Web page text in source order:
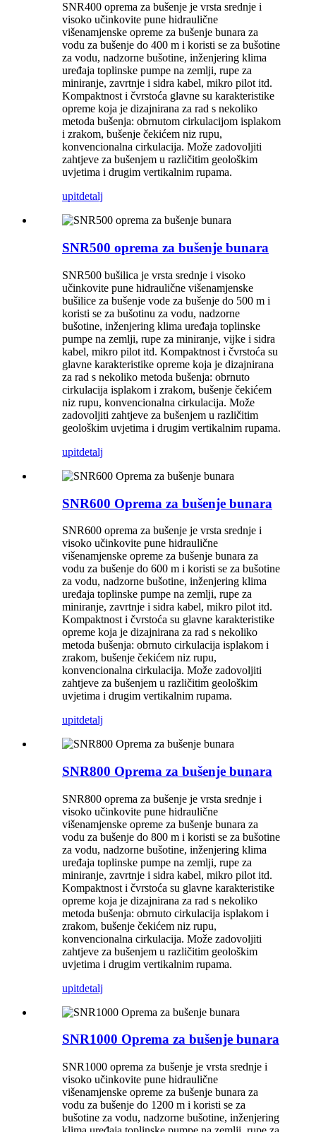
SNR400 oprema za bušenje je vrsta srednje i
visoko učinkovite pune hidraulične
višenamjenske opreme za bušenje bunara za
vodu za bušenje do 400 m i koristi se za bušotine
za vodu, nadzorne bušotine, inženjering klima
uređaja toplinske pumpe na zemlji, rupe za
miniranje, zavrtnje i sidra kabel, mikro pilot itd.
Kompaktnost i čvrstoća glavne su karakteristike
opreme koja je dizajnirana za rad s nekoliko
metoda bušenja: obrnutom cirkulacijom isplakom
i zrakom, bušenje čekićem niz rupu,
konvencionalna cirkulacija. Može zadovoljiti
zahtjeve za bušenjem u različitim geološkim
uvjetima i drugim vertikalnim rupama.
upitdetalj
SNR500 oprema za bušenje bunara
SNR500 bušilica je vrsta srednje i visoko
učinkovite pune hidraulične višenamjenske
bušilice za bušenje vode za bušenje do 500 m i
koristi se za bušotinu za vodu, nadzorne
bušotine, inženjering klima uređaja toplinske
pumpe na zemlji, rupe za miniranje, vijke i sidra
kabel, mikro pilot itd. Kompaktnost i čvrstoća su
glavne karakteristike opreme koja je dizajnirana
za rad s nekoliko metoda bušenja: obrnuto
cirkulacija isplakom i zrakom, bušenje čekićem
niz rupu, konvencionalna cirkulacija. Može
zadovoljiti zahtjeve za bušenjem u različitim
geološkim uvjetima i drugim vertikalnim rupama.
upitdetalj
SNR600 Oprema za bušenje bunara
SNR600 oprema za bušenje je vrsta srednje i
visoko učinkovite pune hidraulične
višenamjenske opreme za bušenje bunara za
vodu za bušenje do 600 m i koristi se za bušotine
za vodu, nadzorne bušotine, inženjering klima
uređaja toplinske pumpe na zemlji, rupe za
miniranje, zavrtnje i sidra kabel, mikro pilot itd.
Kompaktnost i čvrstoća su glavne karakteristike
opreme koja je dizajnirana za rad s nekoliko
metoda bušenja: obrnuto cirkulacija isplakom i
zrakom, bušenje čekićem niz rupu,
konvencionalna cirkulacija. Može zadovoljiti
zahtjeve za bušenjem u različitim geološkim
uvjetima i drugim vertikalnim rupama.
upitdetalj
SNR800 Oprema za bušenje bunara
SNR800 oprema za bušenje je vrsta srednje i
visoko učinkovite pune hidraulične
višenamjenske opreme za bušenje bunara za
vodu za bušenje do 800 m i koristi se za bušotine
za vodu, nadzorne bušotine, inženjering klima
uređaja toplinske pumpe na zemlji, rupe za
miniranje, zavrtnje i sidra kabel, mikro pilot itd.
Kompaktnost i čvrstoća su glavne karakteristike
opreme koja je dizajnirana za rad s nekoliko
metoda bušenja: obrnuto cirkulacija isplakom i
zrakom, bušenje čekićem niz rupu,
konvencionalna cirkulacija. Može zadovoljiti
zahtjeve za bušenjem u različitim geološkim
uvjetima i drugim vertikalnim rupama.
upitdetalj
SNR1000 Oprema za bušenje bunara
SNR1000 oprema za bušenje je vrsta srednje i
visoko učinkovite pune hidraulične
višenamjenske opreme za bušenje bunara za
vodu za bušenje do 1200 m i koristi se za
bušotine za vodu, nadzorne bušotine, inženjering